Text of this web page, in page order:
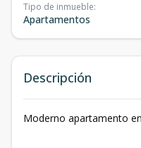
Tipo de inmueble:
Apartamentos
Descripción
Moderno apartamento